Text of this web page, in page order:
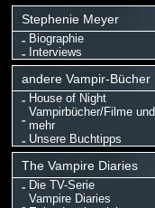
Stephenie Meyer
Biographie
Interviews
andere Vampir-Bücher
House of Night
Vampirbücher/Filme und
mehr
Unsere Buchtipps
The Vampire Diaries
Die TV-Serie
Vampire Diaries